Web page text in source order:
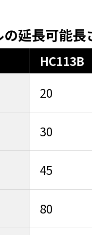
延長可能長
HC113B
20
30
45
80